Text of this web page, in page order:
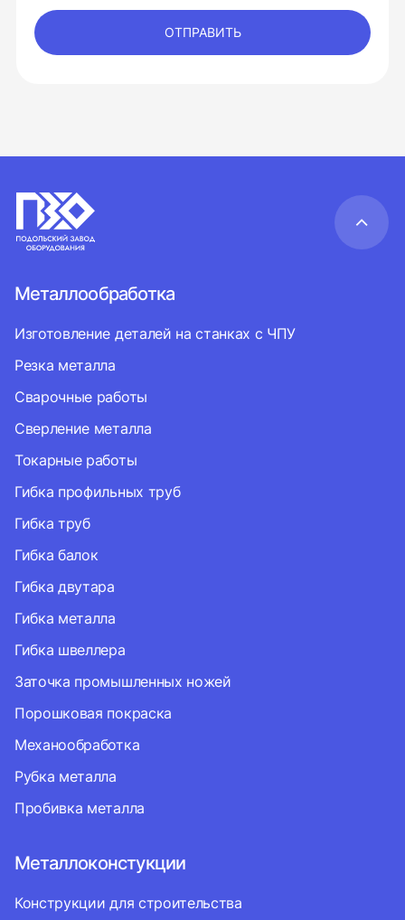
ОТПРАВИТЬ
Металлообработка
Изготовление деталей на станках с ЧПУ
Резка металла
Сварочные работы
Сверление металла
Токарные работы
Гибка профильных труб
Гибка труб
Гибка балок
Гибка двутара
Гибка металла
Гибка швеллера
Заточка промышленных ножей
Порошковая покраска
Механообработка
Рубка металла
Пробивка металла
Металлоконстукции
Конструкции для строительства